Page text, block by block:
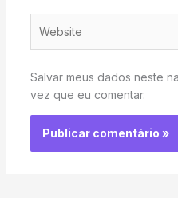
Salvar meus dados neste
vez que eu comentar.